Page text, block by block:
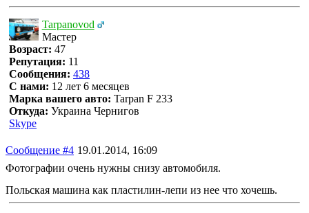
Tarpanovod
Мастер
Возраст: 47
Репутация: 11
Сообщения: 438
С нами: 12 лет 6 месяцев
Марка вашего авто: Tarpan F 233
Откуда: Украина Чернигов
Skype
Сообщение #4 19.01.2014, 16:09
Фотографии очень нужны снизу автомобиля.
Польская машина как пластилин-лепи из нее что хочешь.